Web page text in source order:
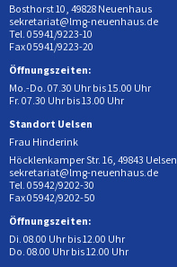
Bosthorst 10, 49828 Neuenhaus
sekretariat@lmg-neuenhaus.de
Tel. 05941/9223-10
Fax 05941/9223-20
Öffnungszeiten:
Mo.-Do. 07.30 Uhr bis 15.00 Uhr
Fr. 07.30 Uhr bis 13.00 Uhr
Standort Uelsen
Frau Hinderink
Höcklenkamper Str. 16, 49843 Uelsen
sekretariat@lmg-neuenhaus.de
Tel. 05942/9202-30
Fax 05942/9202-50
Öffnungszeiten:
Di. 08.00 Uhr bis 12.00 Uhr
Do. 08.00 Uhr bis 12.00 Uhr